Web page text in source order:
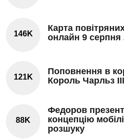
146K
Карта
онлайн 9 серпня
121K
Поповнення в
Король Чарльз
88K
Федоров
концепцію
розшуку